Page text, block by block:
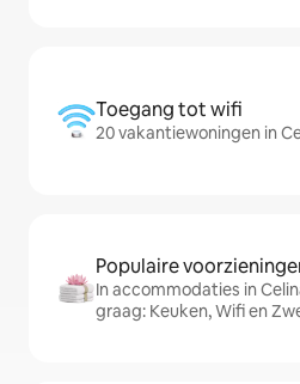
Toegang tot wifi
20 vakantiewoningen in
Populaire
In accommodaties in
graag: Keuken, Wifi en